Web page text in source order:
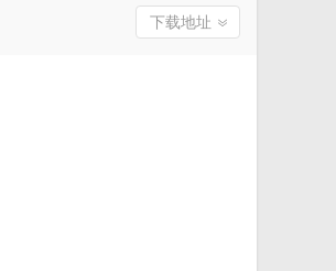
下载地址